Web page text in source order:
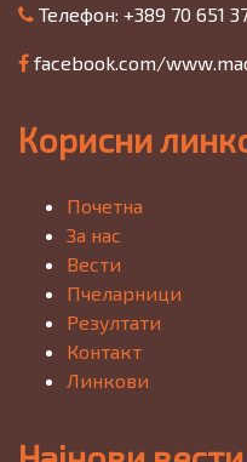
Телефон: +389 70 651
facebook.com/
Корисни
Почетна
За нас
Вести
Пчеларници
Резултати
Контакт
Линкови